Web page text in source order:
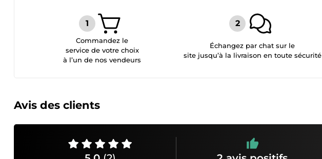
Commandez le
service de votre choix
à l’un de nos vendeurs
Échangez par chat sur le
site jusqu’à la livraison en toute sécurité
Avis des clients